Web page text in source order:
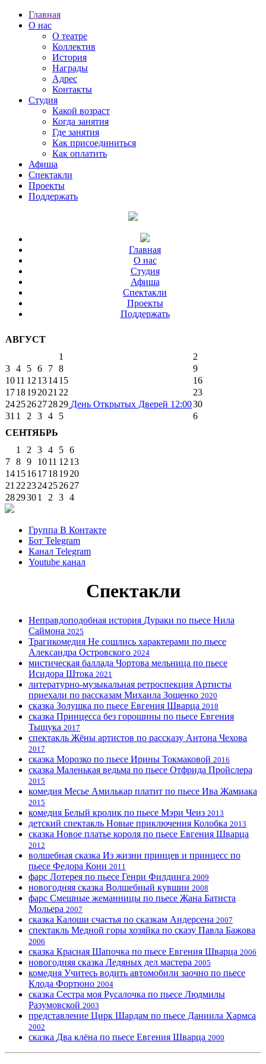
Главная
О нас
О театре
Коллектив
История
Награды
Адрес
Контакты
Студия
Какой возраст
Когда занятия
Где занятия
Как присоединиться
Как оплатить
Афиша
Спектакли
Проекты
Поддержать
Главная
О нас
Студия
Афиша
Спектакли
Проекты
Поддержать
АВГУСТ
1
2
3 4 5 6 7 8
9
1011 12 131415
16
1718192021 22
23
242526272829 День Открытых Дверей 12:0030
31 1 2 3 4 5
6
СЕНТЯБРЬ
1
2 3 4 5 6
7 8 9 1011 12 13
14151617181920
21 22 2324252627
2829301 2 3 4
Группа В Контакте
Бот Telegram
Канал Telegram
Youtube канал
Спектакли
Неправдоподобная история Дураки по пьесе Нила
Саймона 2025
Трагикомедия Не сошлись характерами по пьесе
Александра Островского 2024
мистическая баллада Чортова мельница по пьесе
Исидора Штока 2021
литературно-музыкальная ретроспекция Артисты
приехали по рассказам Михаила Зощенко 2020
сказка Золушка по пьесе Евгения Шварца 2018
сказка Принцесса без горошины по пьесе Евгения
Тыщука 2017
спектакль Жёны артистов по рассказу Антона Чехова
2017
сказка Морозко по пьесе Ирины Токмаковой 2016
сказка Маленькая ведьма по пьесе Отфрида Пройслера
2015
комедия Месье Амилькар платит по пьесе Ива Жамиака
2015
комедия Белый кролик по пьесе Мэри Чеиз 2013
детский спектакль Новые приключения Колобка 2013
сказка Новое платье короля по пьесе Евгения Шварца
2012
волшебная сказка Из жизни принцев и принцесс по
пьесе Федора Кони 2011
фарс Лотерея по пьесе Генри Филдинга 2009
новогодняя сказка Волшебный кувшин 2008
фарс Смешные жеманницы по пьесе Жана Батиста
Мольера 2007
сказка Калоши счастья по сказкам Андерсена 2007
спектакль Медной горы хозяйка по сказу Павла Бажова
2006
сказка Красная Шапочка по пьесе Евгения Шварца 2006
новогодняя сказка Ледяных дел мастера 2005
комедия Учитесь водить автомобили заочно по пьесе
Клода Фортюно 2004
сказка Сестра моя Русалочка по пьесе Людмилы
Разумовской 2003
представление Цирк Шардам по пьесе Даниила Хармса
2002
сказка Два клёна по пьесе Евгения Шварца 2000